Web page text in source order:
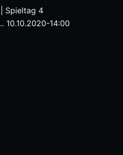
Spieltag 4
10.10.2020-14:00